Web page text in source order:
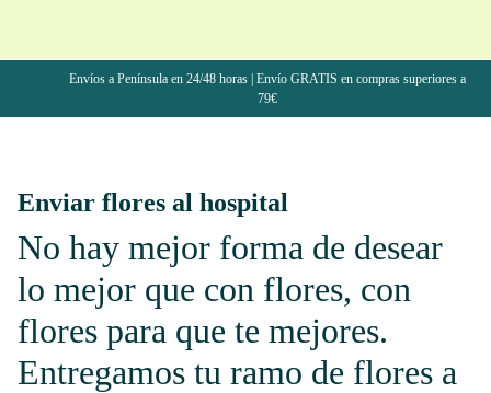
Envíos a Península en 24/48 horas | Envío GRATIS en compras superiores a
79€
Enviar flores al hospital
No hay mejor forma de desear
lo mejor que con flores, con
flores para que te mejores.
Entregamos tu ramo de flores a